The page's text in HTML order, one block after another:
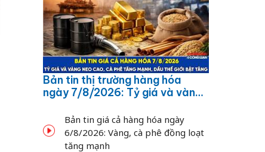
Bản tin thị trường hàng hóa
ngày 7/8/2026: Tỷ giá và vàng
dầu thế giới bật tăng
Bản tin giá cả hàng hóa ngày
6/8/2026: Vàng, cà phê đồng loạt
tăng mạnh